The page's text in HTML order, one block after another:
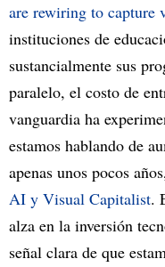
are rewiring to capture
instituciones de
sustancialmente sus
paralelo, el costo de
vanguardia ha
estamos hablando de
apenas unos pocos
AI y Visual Capitalist.
alza en la inversión
señal clara de que